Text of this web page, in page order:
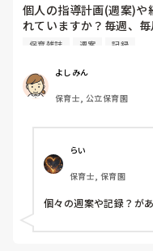
個人の指導計画(週案)や
れていますか？毎週、
ています。何かいい本
保育雑誌 週案 記録
よしみん
保育士, 公立保育園
らい
保育士, 保育園
個々の週案や記録？が